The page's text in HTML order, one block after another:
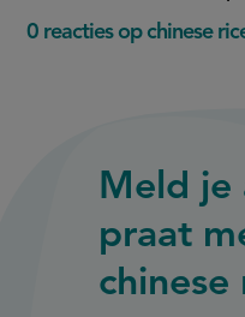
0 reacties op chinese
Meld je
praat
chinese